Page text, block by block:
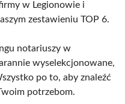
w Legionowie i
zestawieniu TOP 6.
notariuszy w
wyselekcjonowane,
po to, aby znaleźć
potrzebom.